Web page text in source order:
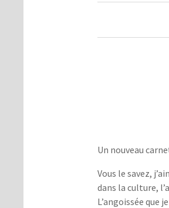
Un nouveau
Vous le savez,
dans la culture,
L’angoissée que